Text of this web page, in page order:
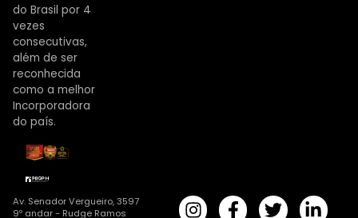
do Brasil por 4
vezes
consecutivas,
além de ser
reconhecida
como a melhor
Incorporadora
do país.
Av. Senador Vergueiro, 3597
9º andar - Rudge Ramos